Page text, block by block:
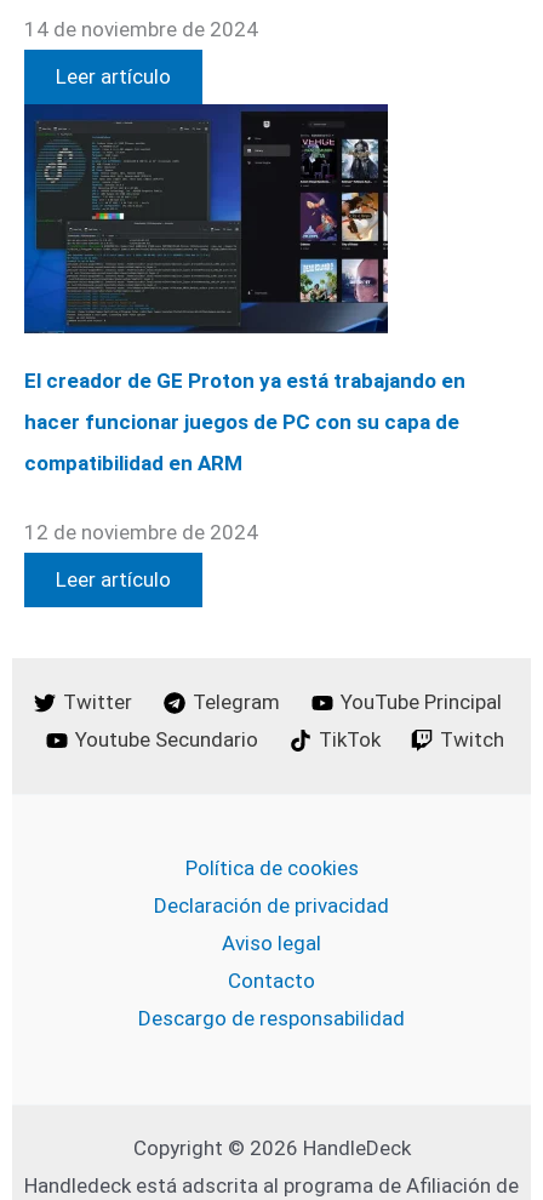
14 de noviembre de 2024
Leer artículo
El creador de GE Proton ya está trabajando en
hacer funcionar juegos de PC con su capa de
compatibilidad en ARM
12 de noviembre de 2024
Leer artículo
Twitter Telegram
YouTube Principal
Youtube Secundario
TikTok Twitch
Política de cookies
Declaración de privacidad
Aviso legal
Contacto
Descargo de responsabilidad
Copyright © 2026 HandleDeck
Handledeck está adscrita al programa de Afiliación de